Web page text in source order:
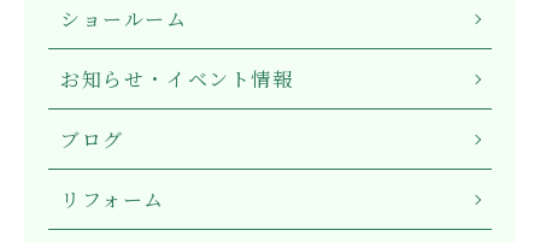
ショールーム
お知らせ・イベント情報
ブログ
リフォーム